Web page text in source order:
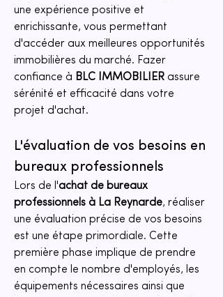
une expérience positive et
enrichissante, vous permettant
d'accéder aux meilleures opportunités
immobilières du marché. Fazer
confiance à BLC IMMOBILIER assure
sérénité et efficacité dans votre
projet d'achat.
L'évaluation de vos besoins en
bureaux professionnels
Lors de l'achat de bureaux
professionnels à La Reynarde, réaliser
une évaluation précise de vos besoins
est une étape primordiale. Cette
première phase implique de prendre
en compte le nombre d'employés, les
équipements nécessaires ainsi que